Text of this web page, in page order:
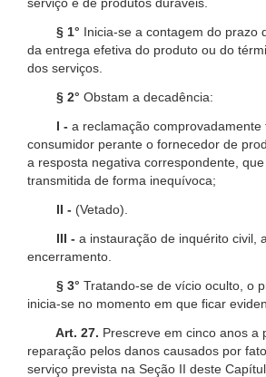
§ 1° Inicia-se a contagem do prazo
da entrega efetiva do produto ou do
dos serviços.
§ 2° Obstam a decadência:
I - a reclamação comprovadamente
consumidor perante o fornecedor de
a resposta negativa correspondente,
transmitida de forma inequívoca;
II - (Vetado).
III - a instauração de inquérito civil,
encerramento.
§ 3° Tratando-se de vício oculto, o
inicia-se no momento em que ficar
Art. 27. Prescreve em cinco anos a
reparação pelos danos causados por
serviço prevista na Seção II deste